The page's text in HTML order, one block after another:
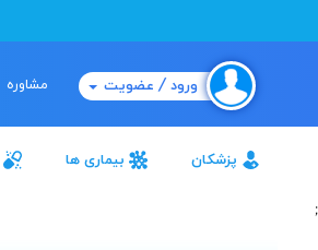
ورود / عضویت مشاوره
پزشکان بیماری ها
;